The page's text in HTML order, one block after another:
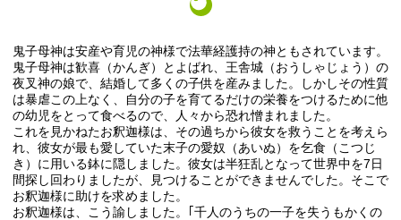
鬼子母神は安産や育児の神様で法華経護持の神ともされています。
鬼子母神は歓喜（かんぎ）とよばれ、王舎城（おうしゃじょう）の
夜叉神の娘で、結婚して多くの子供を産みました。しかしその性質
は暴虐この上なく、自分の子を育てるだけの栄養をつけるために他
の幼児をとって食べるので、人々から恐れ憎まれました。
これを見かねたお釈迦様は、その過ちから彼女を救うことを考えら
れ、彼女が最も愛していた末子の愛奴（あいぬ）を乞食（こつじ
き）に用いる鉢に隠しました。彼女は半狂乱となって世界中を7日
間探し回わりましたが、見つけることができませんでした。そこで
お釈迦様に助けを求めました。
お釈迦様は、こう諭しました。｢千人のうちの一子を失うもかくの